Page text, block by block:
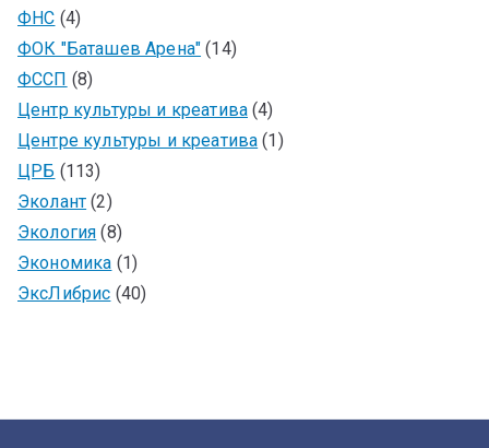
ФНС (4)
ФОК "Баташев Арена" (14)
ФССП (8)
Центр культуры и креатива (4)
Центре культуры и креатива (1)
ЦРБ (113)
Эколант (2)
Экология (8)
Экономика (1)
ЭксЛибрис (40)